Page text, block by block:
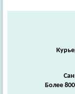
Более